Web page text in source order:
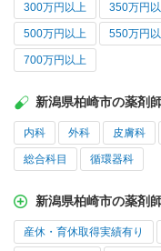
300万円以上 350万円
500万円以上 550万円
700万円以上
新潟県柏崎市の薬剤
内科 外科 皮膚科
総合科目 循環器科
新潟県柏崎市の薬剤
産休・育休取得実績有り